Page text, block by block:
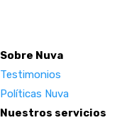
Sobre Nuva
Testimonios
Políticas Nuva
Nuestros servicios